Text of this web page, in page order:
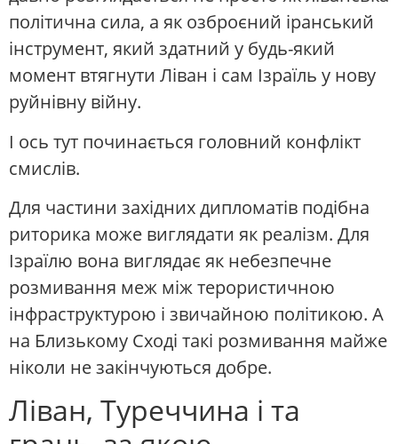
політична сила, а як озброєний іранський
інструмент, який здатний у будь-який
момент втягнути Ліван і сам Ізраїль у нову
руйнівну війну.
І ось тут починається головний конфлікт
смислів.
Для частини західних дипломатів подібна
риторика може виглядати як реалізм. Для
Ізраїлю вона виглядає як небезпечне
розмивання меж між терористичною
інфраструктурою і звичайною політикою. А
на Близькому Сході такі розмивання майже
ніколи не закінчуються добре.
Ліван, Туреччина і та